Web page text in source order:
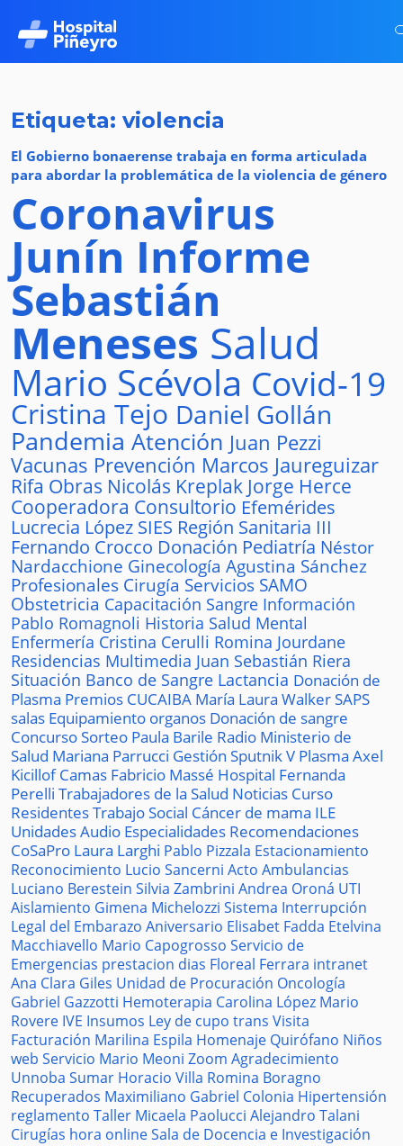
Etiqueta: violencia
El Gobierno bonaerense trabaja en forma articulada
para abordar la problemática de la violencia de género
Coronavirus
Junín Informe
Sebastián
Meneses Salud
Mario Scévola Covid-19
Cristina Tejo Daniel Gollán
Pandemia Atención Juan Pezzi
Vacunas Prevención Marcos Jaureguizar
Rifa Obras Nicolás Kreplak Jorge Herce
Cooperadora Consultorio Efemérides
Lucrecia López SIES Región Sanitaria III
Fernando Crocco Donación Pediatría Néstor
Nardacchione Ginecología Agustina Sánchez
Profesionales Cirugía Servicios SAMO
Obstetricia Capacitación Sangre Información
Pablo Romagnoli Historia Salud Mental
Enfermería Cristina Cerulli Romina Jourdane
Residencias Multimedia Juan Sebastián Riera
Situación Banco de Sangre Lactancia Donación de
Plasma Premios CUCAIBA María Laura WalkerSAPS
salas Equipamiento organos Donación de sangre
ConcursoSorteo Paula Barile Radio Ministerio de
Salud Mariana Parrucci Gestión Sputnik V Plasma Axel
KicillofCamas Fabricio Massé Hospital Fernanda
Perelli Trabajadores de la Salud Noticias Curso
ResidentesTrabajo Social Cáncer de mama ILE
UnidadesAudio Especialidades Recomendaciones
CoSaPro Laura Larghi Pablo Pizzala Estacionamiento
Reconocimiento Lucio Sancerni Acto Ambulancias
Luciano Berestein Silvia Zambrini Andrea Oroná UTI
Aislamiento Gimena Michelozzi Sistema Interrupción
Legal del Embarazo Aniversario Elisabet Fadda Etelvina
Macchiavello Mario Capogrosso Servicio de
Emergencias prestacion dias Floreal Ferrara intranet
Ana Clara Giles Unidad de Procuración Oncología
Gabriel Gazzotti Hemoterapia Carolina López Mario
Rovere IVE Insumos Ley de cupo trans Visita
Facturación Marilina Espila Homenaje Quirófano Niños
web Servicio Mario Meoni Zoom Agradecimiento
Unnoba Sumar Horacio Villa Romina Boragno
Recuperados Maximiliano Gabriel Colonia Hipertensión
reglamento Taller Micaela Paolucci Alejandro Talani
Cirugías hora onlineSala de Docencia e Investigación